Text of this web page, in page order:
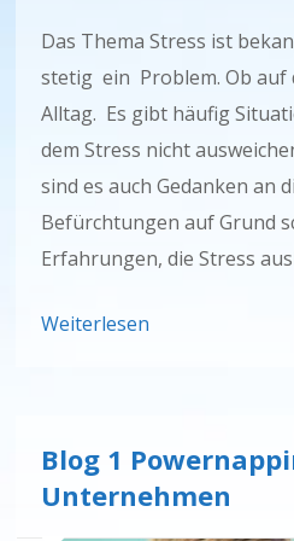
Das Thema Stress ist
stetig ein Problem. Ob auf
Alltag. Es gibt häufig
dem Stress nicht
sind es auch Gedanken an
Befürchtungen auf Grund
Erfahrungen, die Stress
Weiterlesen
Blog 1
Unternehmen